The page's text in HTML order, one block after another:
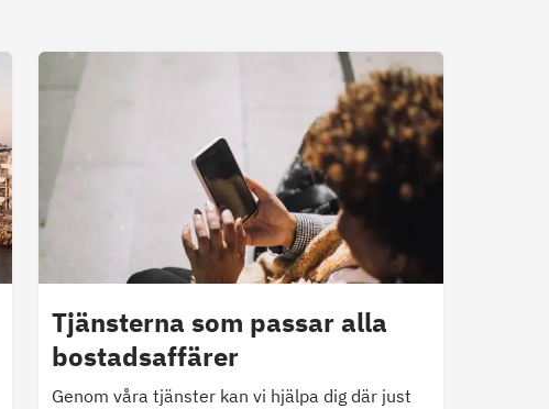
Tjänsterna som passar alla
bostadsaffärer
Genom våra tjänster kan vi hjälpa dig där just